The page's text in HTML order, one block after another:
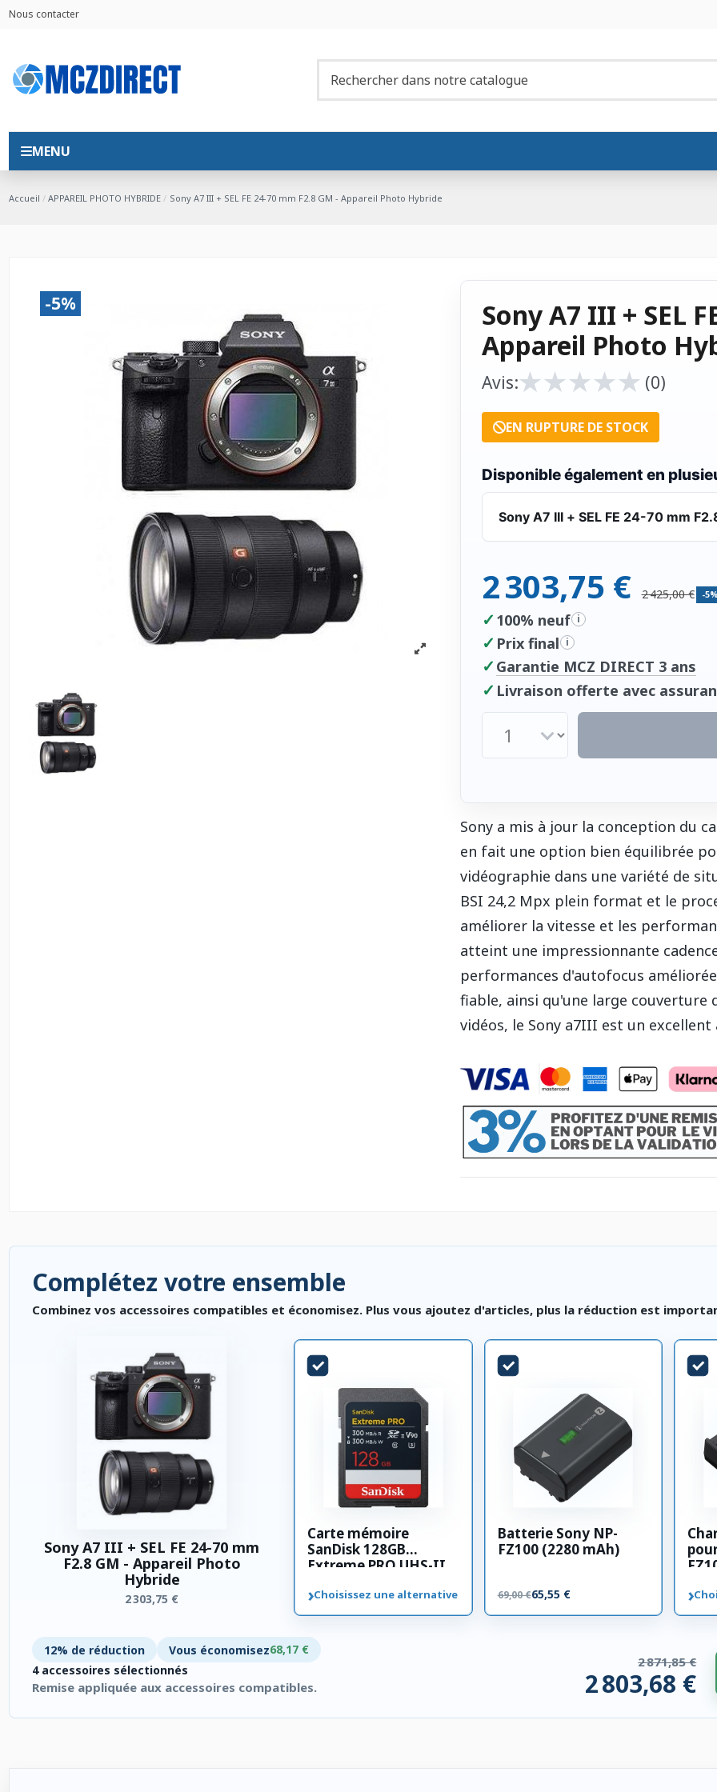
Nous contacter
MENU
Accueil APPAREIL PHOTO HYBRIDE Sony A7 III + SEL FE 24-70 mm F2.8 GM - Appareil Photo Hybride
-5%
Sony A7 III + SEL
Appareil Photo
Avis:★
★★
★★
★★
★★
★ (0)
EN RUPTURE DE STOCK
Disponible également en
Sony A7 III + SEL FE 24-70 mm
2 303,75 € 2 425,00 € -
✓ 100% neuf i
✓ Prix final i
✓ Garantie MCZ DIRECT 3 ans
✓ Livraison offerte avec
Sony a mis à jour la conception du
en fait une option bien équilibrée
vidéographie dans une variété de
BSI 24,2 Mpx plein format et le
améliorer la vitesse et les
atteint une impressionnante
performances d'autofocus
fiable, ainsi qu'une large couverture
vidéos, le Sony a7III est un
Complétez votre ensemble
Combinez vos accessoires compatibles et économisez. Plus vous ajoutez d'articles, plus la réduction est
Sony A7 III + SEL FE 24-70 mm
F2.8 GM - Appareil Photo
Hybride
2 303,75 €
Carte mémoire
SanDisk 128GB
Extreme PRO UHS-II
›Choisissez une alternative
Batterie Sony NP-
FZ100 (2280 mAh)
69,00 €65,55 € ›
12% de réduction Vous économisez68,17 €
4 accessoires sélectionnés
Remise appliquée aux accessoires compatibles.
2 871,85 €
2 803,68 €